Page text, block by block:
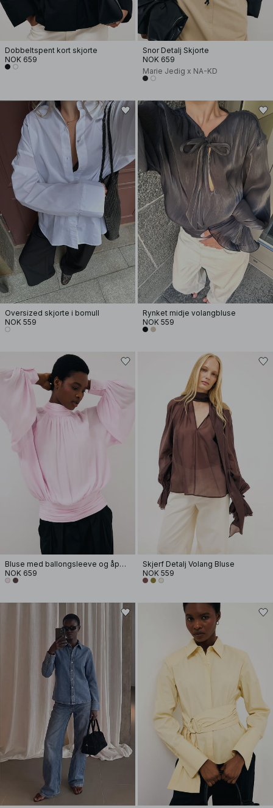
Dobbeltspent kort skjorte
NOK 659
Snor Detalj Skjorte
NOK 659
Marie Jedig x NA-KD
Oversized skjorte i bomull
NOK 559
Rynket midje volangbluse
NOK 559
Bluse med ballongsleeve og åpen rygg
NOK 659
Skjerf Detalj Volang Bluse
NOK 559